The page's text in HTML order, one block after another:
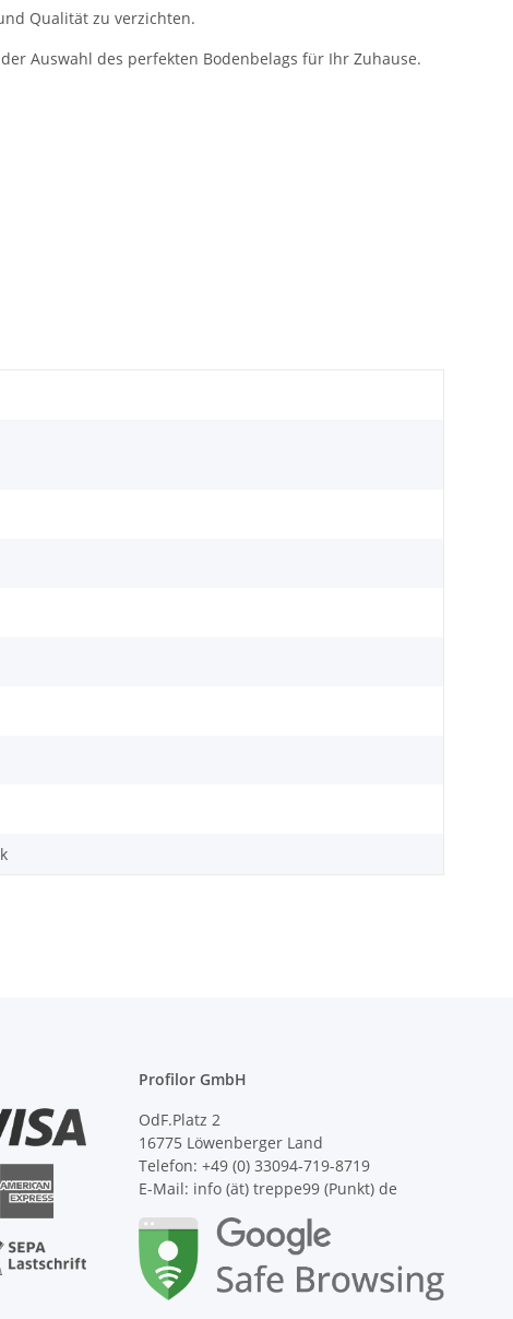
Qualität zu verzichten.
Auswahl des perfekten Bodenbelags für Ihr Zuhause.
Profilor GmbH
OdF.Platz 2
16775 Löwenberger Land
Telefon: +49 (0) 33094-719-8719
E-Mail: info (ät) treppe99 (Punkt) de